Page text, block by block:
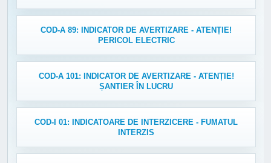
COD-A 89: INDICATOR DE AVERTIZARE - ATENȚIE!
PERICOL ELECTRIC
COD-A 101: INDICATOR DE AVERTIZARE - ATENȚIE!
ȘANTIER ÎN LUCRU
COD-I 01: INDICATOARE DE INTERZICERE - FUMATUL
INTERZIS